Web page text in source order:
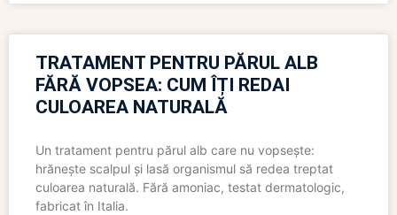
TRATAMENT PENTRU PĂRUL ALB
FĂRĂ VOPSEA: CUM ÎȚI REDAI
CULOAREA NATURALĂ
Un tratament pentru părul alb care nu vopsește:
hrănește scalpul și lasă organismul să redea treptat
culoarea naturală. Fără amoniac, testat dermatologic,
fabricat în Italia.